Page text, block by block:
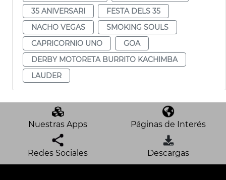
35 ANIVERSARI
FESTA DELS 35
NACHO VEGAS
SMOKING SOULS
CAPRICORNIO UNO
GOA
DERBY MOTORETA BURRITO KACHIMBA
LAUDER
Nuestras Apps Páginas de Interés
Redes Sociales Descargas